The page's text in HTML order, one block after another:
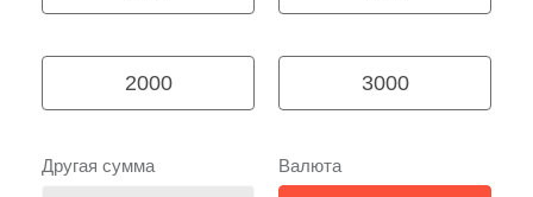
2000 3000
Другая сумма Валюта